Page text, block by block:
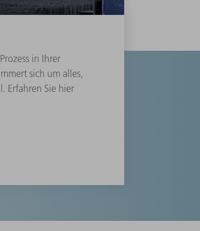
in Ihrer
sich um alles,
Erfahren Sie hier